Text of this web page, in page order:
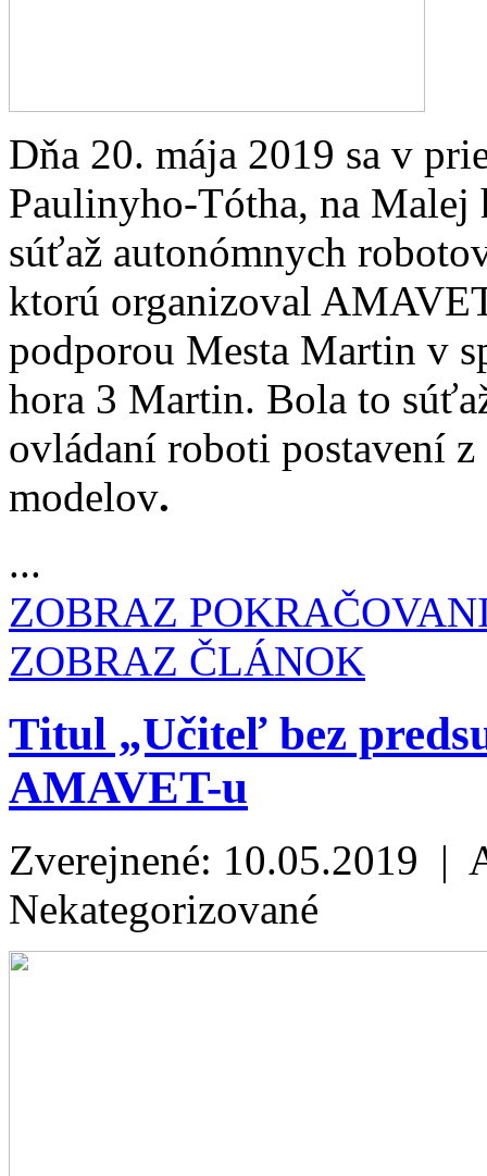
Dňa 20. mája 2019 sa v
Paulinyho-Tótha, na
súťaž autonómnych
ktorú organizoval
podporou Mesta Martin v
hora 3 Martin. Bola to
ovládaní roboti postavení
modelov.
...
ZOBRAZ
ZOBRAZ ČLÁNOK
Titul „Učiteľ bez
AMAVET-u
Zverejnené: 10.05.2019 |
Nekategorizované